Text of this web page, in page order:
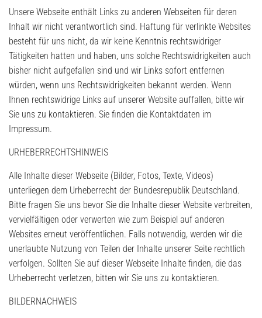
Unsere Webseite enthält Links zu anderen Webseiten für deren
Inhalt wir nicht verantwortlich sind. Haftung für verlinkte Websites
besteht für uns nicht, da wir keine Kenntnis rechtswidriger
Tätigkeiten hatten und haben, uns solche Rechtswidrigkeiten auch
bisher nicht aufgefallen sind und wir Links sofort entfernen
würden, wenn uns Rechtswidrigkeiten bekannt werden. Wenn
Ihnen rechtswidrige Links auf unserer Website auffallen, bitte wir
Sie uns zu kontaktieren. Sie finden die Kontaktdaten im
Impressum.
URHEBERRECHTSHINWEIS
Alle Inhalte dieser Webseite (Bilder, Fotos, Texte, Videos)
unterliegen dem Urheberrecht der Bundesrepublik Deutschland.
Bitte fragen Sie uns bevor Sie die Inhalte dieser Website verbreiten,
vervielfältigen oder verwerten wie zum Beispiel auf anderen
Websites erneut veröffentlichen. Falls notwendig, werden wir die
unerlaubte Nutzung von Teilen der Inhalte unserer Seite rechtlich
verfolgen. Sollten Sie auf dieser Webseite Inhalte finden, die das
Urheberrecht verletzen, bitten wir Sie uns zu kontaktieren.
BILDERNACHWEIS